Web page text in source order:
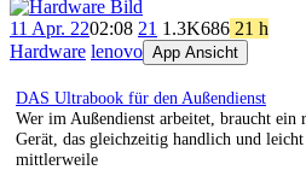
11 Apr. 2202:08 21 1.3K686 21 h
Hardware lenovo App Ansicht
DAS Ultrabook für den Außendienst
Wer im Außendienst arbeitet, braucht ein
Gerät, das gleichzeitig handlich und
mittlerweile